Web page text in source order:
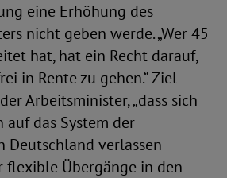
eine Erhöhung des
nicht geben werde. „Wer 45
hat, hat ein Recht darauf,
in Rente zu gehen.“ Ziel
Arbeitsminister, „dass sich
das System der
Deutschland verlassen
flexible Übergänge in den